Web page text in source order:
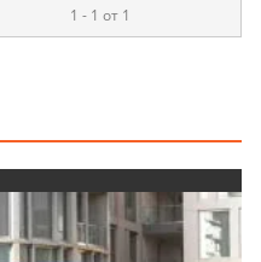
1 - 1 от 1